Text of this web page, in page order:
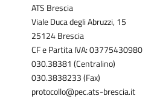
ATS Brescia
Viale Duca degli Abruzzi, 15
25124 Brescia
CF e Partita IVA: 03775430980
030.38381 (Centralino)
030.3838233 (Fax)
protocollo@pec.ats-brescia.it